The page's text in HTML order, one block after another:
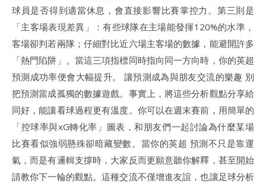
球員是否得到適當休息，會直接影響比賽掌控力。第三則是
「主客場表現差異」：有些球隊在主場能發揮120%的水準，
客場卻判若兩隊；仔細對比近六場主客場的數據，能避開許多
「熱門陷阱」。當這三項指標同時指向同一方向時，你的英超
預測成功率便會大幅提升。 讓預測成為與朋友交流的樂趣 別
把預測當成孤獨的數據遊戲。事實上，將這些分析觀點分享給
同好，能讓看球過程更有溫度。你可以在週末賽前，用簡單的
「控球率與xG轉化率」圖表，和朋友們一起討論為什麼某場
比賽看似強弱懸殊卻暗藏變數。當你的英超 預測不只是靠運
氣，而是有邏輯支撐時，大家反而更願意聽你解釋，甚至開始
請教你下一輪的觀點。這種交流不僅增進友誼，也讓足球分析